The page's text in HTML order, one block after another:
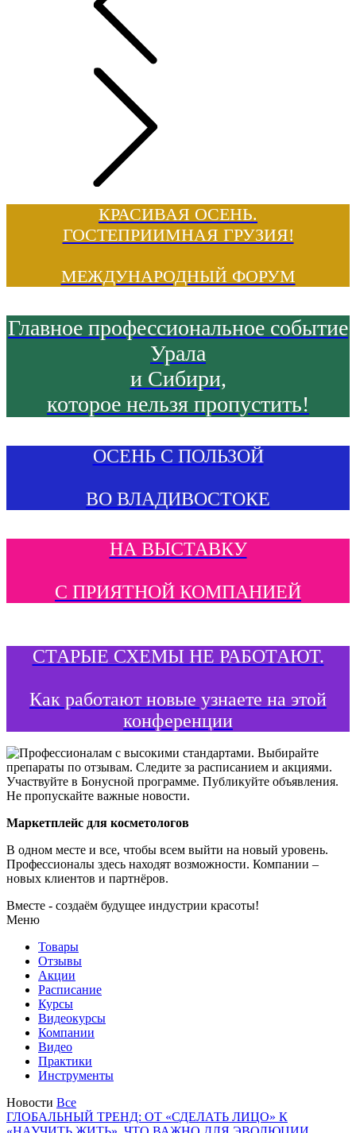
КРАСИВАЯ ОСЕНЬ.
ГОСТЕПРИИМНАЯ ГРУЗИЯ!
МЕЖДУНАРОДНЫЙ ФОРУМ
Главное профессиональное событие
Урала
и Сибири,
которое нельзя пропустить!
ОСЕНЬ С ПОЛЬЗОЙ
ВО ВЛАДИВОСТОКЕ
НА ВЫСТАВКУ
С ПРИЯТНОЙ КОМПАНИЕЙ
СТАРЫЕ СХЕМЫ НЕ РАБОТАЮТ.
Как работают новые узнаете на этой
конференции
Маркетплейс для косметологов
В одном месте и все, чтобы всем выйти на новый уровень.
Профессионалы здесь находят возможности. Компании –
новых клиентов и партнёров.
Вместе - создаём будущее индустрии красоты!
Меню
Товары
Отзывы
Акции
Расписание
Курсы
Видеокурсы
Компании
Видео
Практики
Инструменты
Новости Все
ГЛОБАЛЬНЫЙ ТРЕНД: ОТ «СДЕЛАТЬ ЛИЦО» К